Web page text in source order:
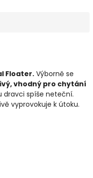
Floater. Výborně se
vhodný pro chytání
dravci spíše neteční.
vyprovokuje k útoku.